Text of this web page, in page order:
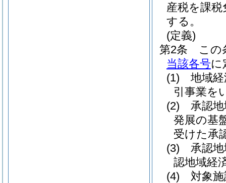
産税を課
する。
(定義)
第2条
この
当該各号に
(1)
地域
引事業を
(2)
承認
発展の基
受けた承
(3)
承認
認地域経
(4)
対象